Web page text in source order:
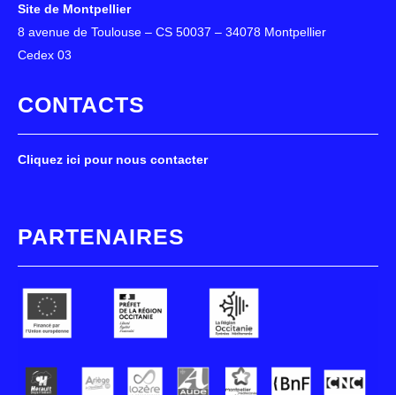
Site de Montpellier
8 avenue de Toulouse – CS 50037 – 34078 Montpellier
Cedex 03
CONTACTS
Cliquez ici pour nous contacter
PARTENAIRES